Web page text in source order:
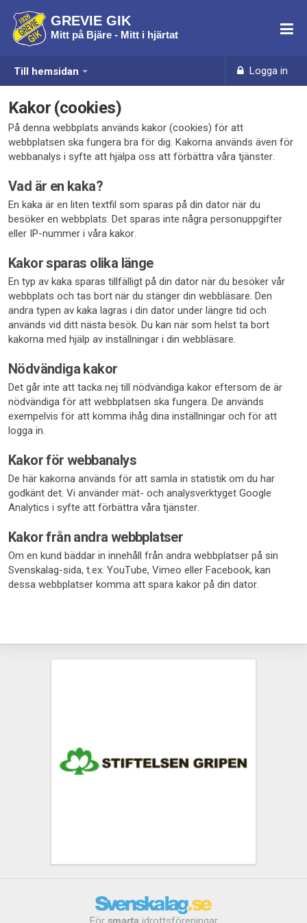
Till hemsidan Logga in
GREVIE GIK
Mitt på Bjäre - Mitt i hjärtat
Kakor (cookies)
På denna webbplats används kakor (cookies) för att
webbplatsen ska fungera bra för dig. Kakorna används även för
webbanalys i syfte att hjälpa oss att förbättra våra tjänster.
Vad är en kaka?
En kaka är en liten textfil som sparas på din dator när du
besöker en webbplats. Det sparas inte några personuppgifter
eller IP-nummer i våra kakor.
Kakor sparas olika länge
En typ av kaka sparas tillfälligt på din dator när du besöker vår
webbplats och tas bort när du stänger din webbläsare. Den
andra typen av kaka lagras i din dator under längre tid och
används vid ditt nästa besök. Du kan när som helst ta bort
kakorna med hjälp av inställningar i din webbläsare.
Nödvändiga kakor
Det går inte att tacka nej till nödvändiga kakor eftersom de är
nödvändiga för att webbplatsen ska fungera. De används
exempelvis för att komma ihåg dina inställningar och för att
logga in.
Kakor för webbanalys
De här kakorna används för att samla in statistik om du har
godkänt det. Vi använder mät- och analysverktyget Google
Analytics i syfte att förbättra våra tjänster.
Kakor från andra webbplatser
Om en kund bäddar in innehåll från andra webbplatser på sin
Svenskalag-sida, t.ex. YouTube, Vimeo eller Facebook, kan
dessa webbplatser komma att spara kakor på din dator.